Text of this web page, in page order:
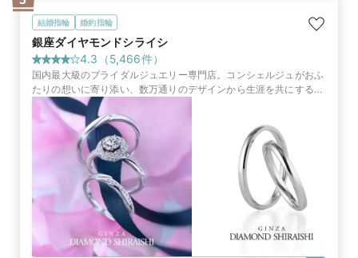
結婚指輪 婚約指輪
銀座ダイヤモンドシライシ
4.3 （5,466件）
国内最大級のブライダルジュエリー専門店。コンシェルジュがおふ
たりの想いに寄り添い、数万通りのデザインから生涯を共にする指
輪やサービスをご提案します